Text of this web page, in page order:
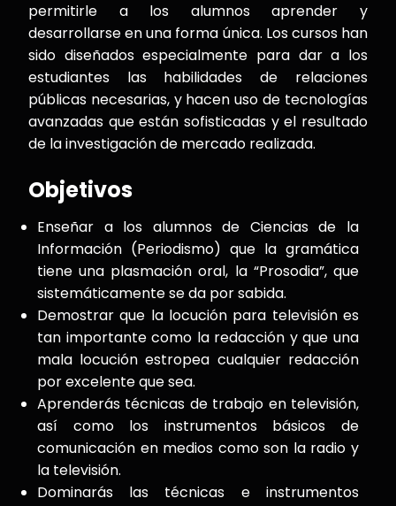
permitirle a los alumnos aprender y
desarrollarse en una forma única. Los cursos han
sido diseñados especialmente para dar a los
estudiantes las habilidades de relaciones
públicas necesarias, y hacen uso de tecnologías
avanzadas que están sofisticadas y el resultado
de la investigación de mercado realizada.
Objetivos
Enseñar a los alumnos de Ciencias de la
Información (Periodismo) que la gramática
tiene una plasmación oral, la “Prosodia”, que
sistemáticamente se da por sabida.
Demostrar que la locución para televisión es
tan importante como la redacción y que una
mala locución estropea cualquier redacción
por excelente que sea.
Aprenderás técnicas de trabajo en televisión,
así como los instrumentos básicos de
comunicación en medios como son la radio y
la televisión.
Dominarás las técnicas e instrumentos